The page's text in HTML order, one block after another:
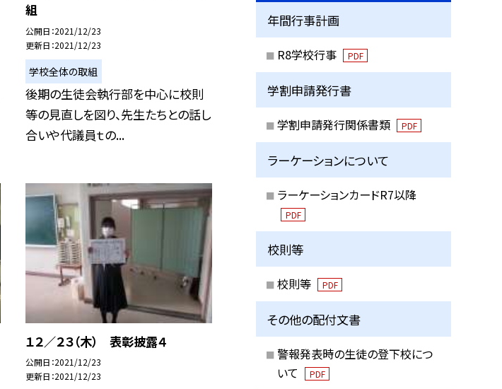
組
公開日 2021/12/23
更新日 2021/12/23
学校全体の取組
後期の生徒会執行部を中心に校則
等の見直しを図り、先生たちとの話し
合いや代議員ｔの...
１２／２３（木） 表彰披露４
公開日 2021/12/23
更新日 2021/12/23
年間行事計画
R8学校行事 PDF
学割申請発行書
学割申請発行関係書類 PDF
ラーケーションについて
ラーケーションカードR7以降
PDF
校則等
校則等 PDF
その他の配付文書
警報発表時の生徒の登下校につ
いて
PDF